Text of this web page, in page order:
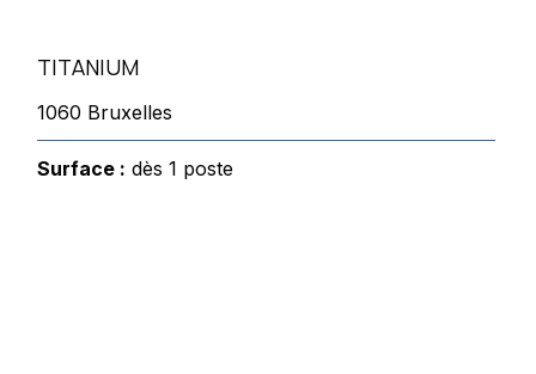
TITANIUM
1060 Bruxelles
Surface : dès 1 poste